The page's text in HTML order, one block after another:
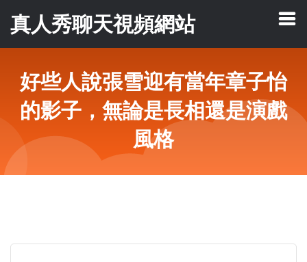
真人秀聊天視頻網站
好些人說張雪迎有當年章子怡
的影子，無論是長相還是演戲
風格